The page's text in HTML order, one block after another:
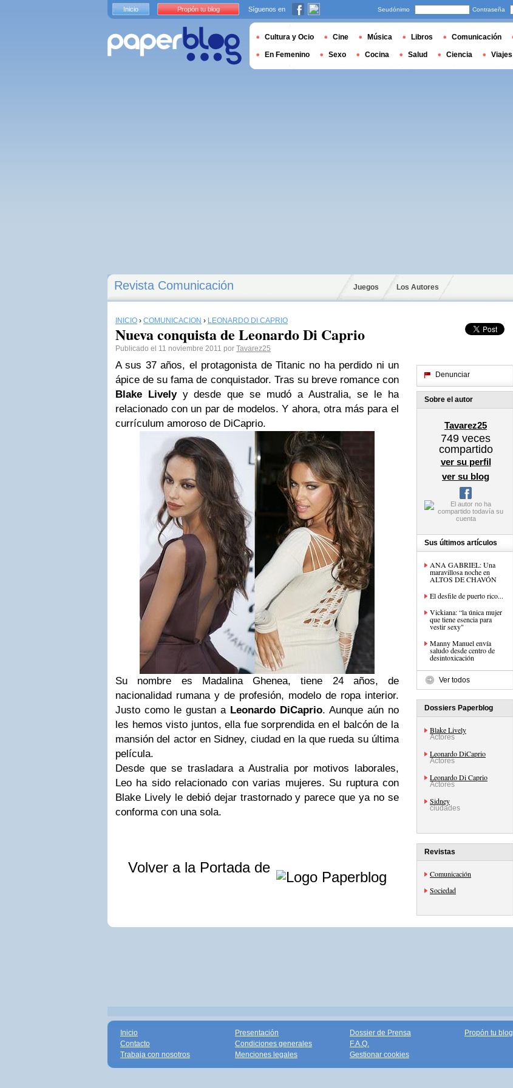
Revista Comunicación Juegos Los Autores
INICIO › COMUNICACIÓN › LEONARDO DI CAPRIO
Nueva conquista de Leonardo Di Caprio
Publicado el 11 noviembre 2011 por Tavarez25
A sus 37 años, el protagonista de Titanic no ha perdido ni un
ápice de su fama de conquistador. Tras su breve romance con
Blake Livelyy desde que se mudó a Australia, se le ha
relacionado con un par de modelos. Y ahora, otra más para el
currículum amoroso de DiCaprio.
Su nombre es Madalina Ghenea, tiene 24 años, de
nacionalidad rumana y de profesión, modelo de ropa interior.
Justo como le gustan a Leonardo DiCaprio. Aunque aún no
les hemos visto juntos, ella fue sorprendida en el balcón de la
mansión del actor en Sidney, ciudad en la que rueda su última
película.
Desde que se trasladara a Australia por motivos laborales,
Leo ha sido relacionado con varias mujeres. Su ruptura con
Blake Lively le debió dejar trastornado y parece que ya no se
conforma con una sola.
Volver a la Portada de
Denunciar
Sobre el autor
Tavarez25
749 veces
compartido
ver su perfil
ver su blog
Sus últimos artículos
ANA GABRIEL: Una
maravillosa noche en
ALTOS DE CHAVÓN
El desfile de puerto rico...
Vickiana: “la única mujer
que tiene esencia para
vestir sexy"
Manny Manuel envía
saludo desde centro de
desintoxicación
Ver todos
Dossiers Paperblog
Blake Lively
Actores
Leonardo DiCaprio
Actores
Leonardo Di Caprio
Actores
Sidney
ciudades
Revistas
Comunicación
Sociedad
Inicio Propón tu blog Síguenos en Seudónimo Contraseña
Cultura y Ocio Cine Música Libros Comunicación
En Femenino Sexo Cocina Salud Ciencia Viajes
Inicio
Contacto
Trabaja con nosotros
Presentación
Condiciones generales
Menciones legales
Dossier de Prensa
F.A.Q.
Gestionar cookies
Propón tu blog